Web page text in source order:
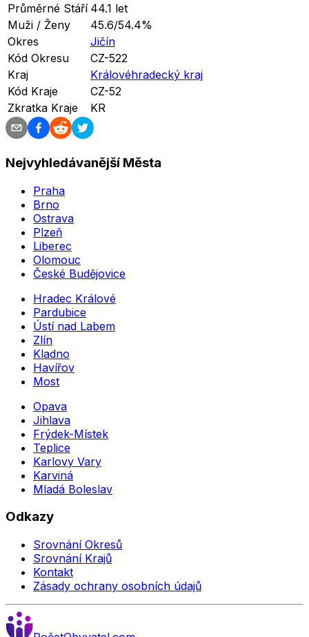
Průměrné Stáří 44.1 let
Muži / Ženy
45.6/54.4%
Okres
Jičín
Kód Okresu
CZ-522
Kraj
Královéhradecký kraj
Kód Kraje
CZ-52
Zkratka Kraje
KR
Nejvyhledávanější Města
Praha
Brno
Ostrava
Plzeň
Liberec
Olomouc
České Budějovice
Hradec Králové
Pardubice
Ústí nad Labem
Zlín
Kladno
Havířov
Most
Opava
Jihlava
Frýdek-Místek
Teplice
Karlovy Vary
Karviná
Mladá Boleslav
Odkazy
Srovnání Okresů
Srovnání Krajů
Kontakt
Zásady ochrany osobních údajů